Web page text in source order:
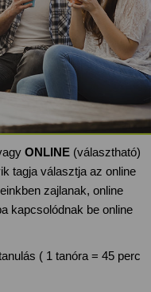
ONLINE(választható)
tagja választja az online
zajlanak, online
kapcsolódnak be online
( 1 tanóra = 45 perc